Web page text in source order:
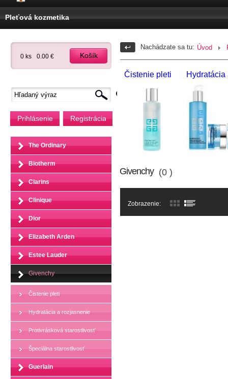
Pleťová kozmetika
0 ks 0.00 € Košík
Prihlásenie Registrácia
The Ordinary
Biotherm
Clarins
Clinique
Dior
Elizabeth Arden
Estee Lauder
Givenchy
Čistenie pleti
Hydratácia a rozjasnenie
Protivrásková starostlivosť
Špeciálna starostlivosť
Guerlain
Nachádzate sa tu: Úvod
Čistenie pleti
Givenchy(0 )
Zobrazenie: